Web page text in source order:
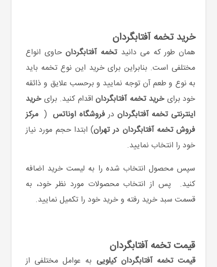
خرید تخمه آفتابگردان
همان طور که می دانیدتخمه آفتابگردانحاوی انواع
مختلفی است. بنابراین برای خرید این نوع تخمه باید
به نوع و طعم آن توجه نمایید و برحسب علایق و ذائقه
خود برایخرید تخمه آفتابگردان اقدام کنید. برایخرید
اینترنتی تخمه آفتابگردان درفروشگاه اوناتس( مرکز
فروش تخمه آفتابگردان در تهران) ابتدا حجم مورد نیاز
خود را انتخاب نمایید.
سپس محصول انتخاب شده را به لیست خرید اضافه
کنید. پس از انتخاب محصولات مورد نظر خود، به
قسمت سبد خرید رفته و خرید خود را تکمیل نمایید.
قیمت تخمه آفتابگردان
قیمت تخمه آفتابگردان کیلویی به عوامل مختلفی از